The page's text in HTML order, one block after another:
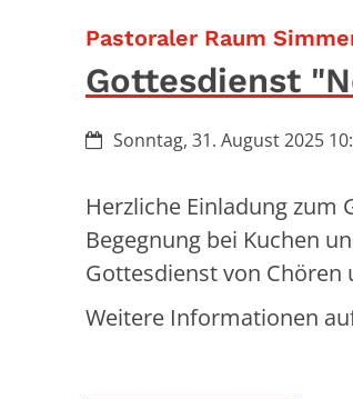
Pastoraler Raum
Gottesdienst
Datum:Sonntag, 31. August 2025
Herzliche Einladung zum
Begegnung bei Kuchen
Gottesdienst von Chören
Weitere Informationen